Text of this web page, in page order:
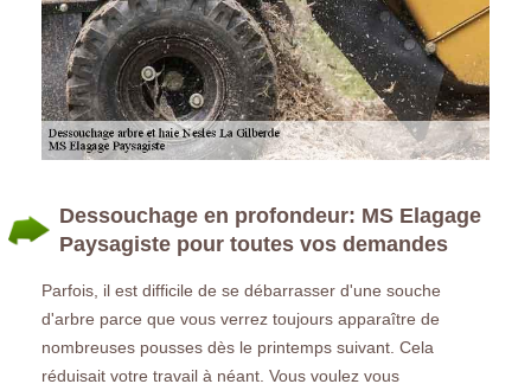
Dessouchage en profondeur: MS Elagage
Paysagiste pour toutes vos demandes
Parfois, il est difficile de se débarrasser d'une souche
d'arbre parce que vous verrez toujours apparaître de
nombreuses pousses dès le printemps suivant. Cela
réduisait votre travail à néant. Vous voulez vous